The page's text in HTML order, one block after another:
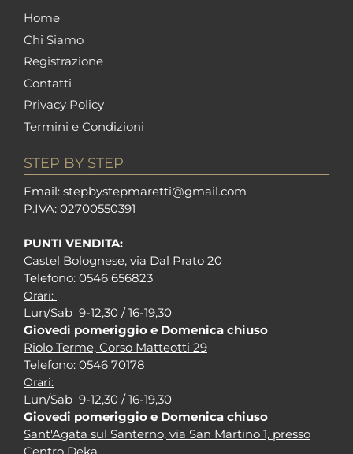
Home
Chi Siamo
Registrazione
Contatti
Privacy Policy
Termini e Condizioni
STEP BY STEP
Email: stepbystepmaretti@gmail.com
P.IVA: 02700550391
PUNTI VENDITA:
Castel Bolognese, via Dal Prato 20
Telefono: 0546 656823
Orari:
Lun/Sab 9-12,30 / 16-19,30
Giovedi pomeriggio e Domenica chiuso
Riolo Terme, Corso Matteotti 29
Telefono: 0546 70178
Orari:
Lun/Sab 9-12,30 / 16-19,30
Giovedi pomeriggio e Domenica chiuso
Sant'Agata sul Santerno, via San Martino 1, presso